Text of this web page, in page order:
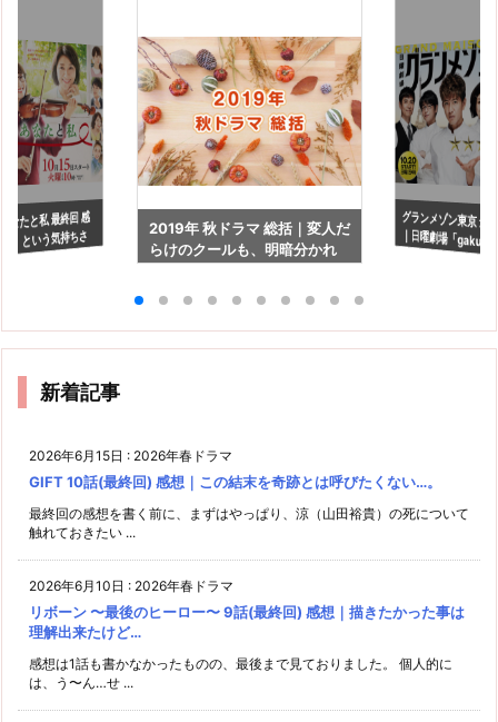
なたと私 最終回 感
」という気持ちさ
に進める。
2019年 秋ドラマ 総括｜変人だ
らけのクールも、明暗分かれ
グランメゾン東京 最
｜日曜劇場「gaku
い！
新着記事
2026年6月15日 : 2026年春ドラマ
GIFT 10話(最終回) 感想｜この結末を奇跡とは呼びたくない…。
最終回の感想を書く前に、まずはやっぱり、涼（山田裕貴）の死について
触れておきたい ...
2026年6月10日 : 2026年春ドラマ
リボーン 〜最後のヒーロー〜 9話(最終回) 感想｜描きたかった事は
理解出来たけど…
感想は1話も書かなかったものの、最後まで見ておりました。 個人的に
は、う〜ん…せ ...